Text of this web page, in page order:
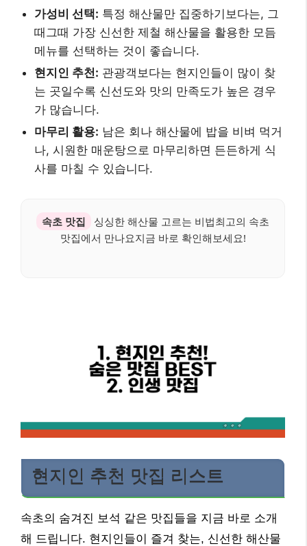
가성비 선택: 특정 해산물만 집중하기보다는, 그
때그때 가장 신선한 제철 해산물을 활용한 모듬
메뉴를 선택하는 것이 좋습니다.
현지인 추천: 관광객보다는 현지인들이 많이 찾
는 곳일수록 신선도와 맛의 만족도가 높은 경우
가 많습니다.
마무리 활용: 남은 회나 해산물에 밥을 비벼 먹거
나, 시원한 매운탕으로 마무리하면 든든하게 식
사를 마칠 수 있습니다.
속초 맛집
싱싱한 해산물 고르는 비법최고의 속초
맛집에서 만나요지금 바로 확인해보세요!
현지인 추천 맛집 리스트
속초의 숨겨진 보석 같은 맛집들을 지금 바로 소개
해 드립니다. 현지인들이 즐겨 찾는, 신선한 해산물